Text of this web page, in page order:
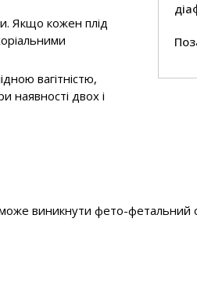
Якщо кожен плід
вагітністю,
наявності двох і
виникнути фето-